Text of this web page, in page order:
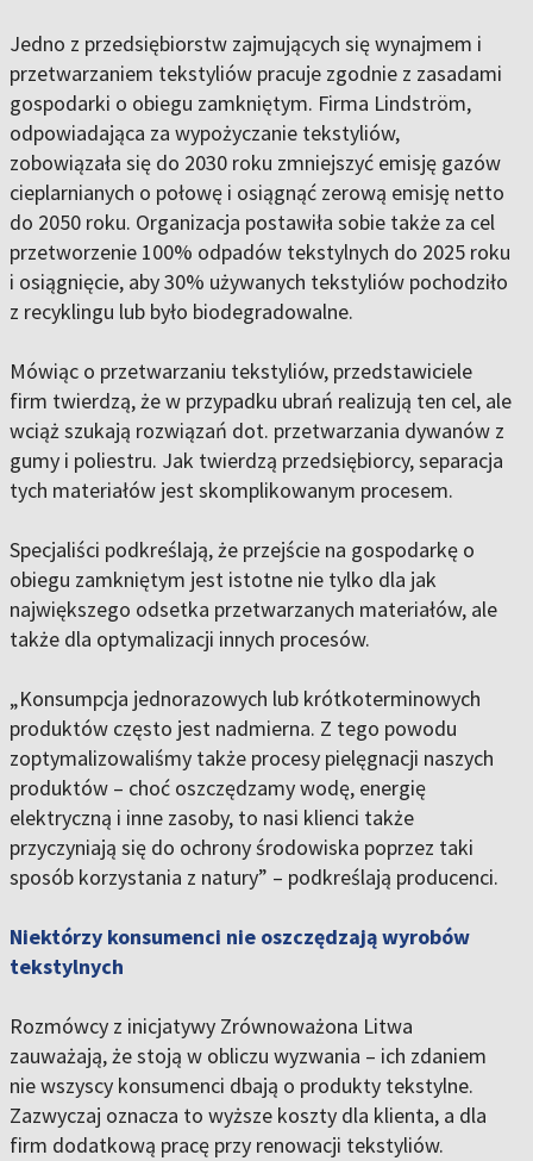
Jedno z przedsiębiorstw zajmujących się wynajmem i
przetwarzaniem tekstyliów pracuje zgodnie z zasadami
gospodarki o obiegu zamkniętym. Firma Lindström,
odpowiadająca za wypożyczanie tekstyliów,
zobowiązała się do 2030 roku zmniejszyć emisję gazów
cieplarnianych o połowę i osiągnąć zerową emisję netto
do 2050 roku. Organizacja postawiła sobie także za cel
przetworzenie 100% odpadów tekstylnych do 2025 roku
i osiągnięcie, aby 30% używanych tekstyliów pochodziło
z recyklingu lub było biodegradowalne.
Mówiąc o przetwarzaniu tekstyliów, przedstawiciele
firm twierdzą, że w przypadku ubrań realizują ten cel, ale
wciąż szukają rozwiązań dot. przetwarzania dywanów z
gumy i poliestru. Jak twierdzą przedsiębiorcy, separacja
tych materiałów jest skomplikowanym procesem.
Specjaliści podkreślają, że przejście na gospodarkę o
obiegu zamkniętym jest istotne nie tylko dla jak
największego odsetka przetwarzanych materiałów, ale
także dla optymalizacji innych procesów.
„Konsumpcja jednorazowych lub krótkoterminowych
produktów często jest nadmierna. Z tego powodu
zoptymalizowaliśmy także procesy pielęgnacji naszych
produktów – choć oszczędzamy wodę, energię
elektryczną i inne zasoby, to nasi klienci także
przyczyniają się do ochrony środowiska poprzez taki
sposób korzystania z natury” – podkreślają producenci.
Niektórzy konsumenci nie oszczędzają wyrobów
tekstylnych
Rozmówcy z inicjatywy Zrównoważona Litwa
zauważają, że stoją w obliczu wyzwania – ich zdaniem
nie wszyscy konsumenci dbają o produkty tekstylne.
Zazwyczaj oznacza to wyższe koszty dla klienta, a dla
firm dodatkową pracę przy renowacji tekstyliów.